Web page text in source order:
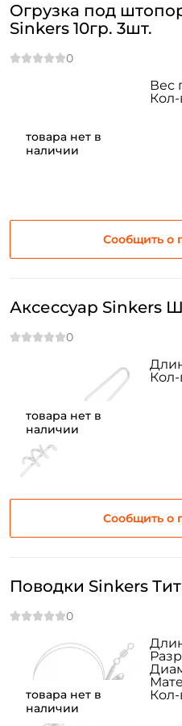
товара нет в
наличии
Огрузка под
Sinkers 10гр. 3шт.
Сообщить о
Вес
Кол-
товара нет в
наличии
Аксессуар Sinkers
Сообщить о
Кол-
товара нет в
наличии
Поводки Sinkers
Кол-